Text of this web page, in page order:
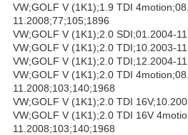
VW;GOLF V (1K1);1.9 TDI
11.2008;77;105;1896
VW;GOLF V (1K1);2.0 SDI;01.2004-
VW;GOLF V (1K1);2.0 TDI;10.2003-
VW;GOLF V (1K1);2.0 TDI;12.2004-
VW;GOLF V (1K1);2.0 TDI
11.2008;103;140;1968
VW;GOLF V (1K1);2.0 TDI
VW;GOLF V (1K1);2.0 TDI 16V
11.2008;103;140;1968